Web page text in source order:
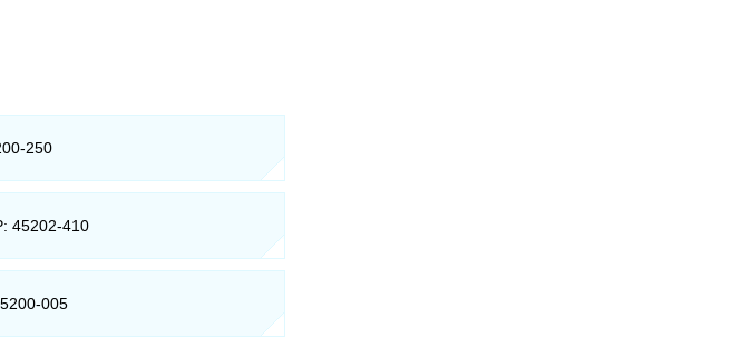
250
45202-410
005